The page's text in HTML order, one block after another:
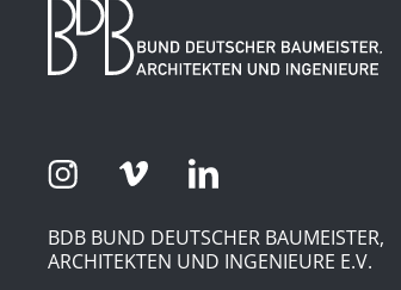
BDB BUND DEUTSCHER BAUMEISTER,
ARCHITEKTEN UND INGENIEURE E.V.